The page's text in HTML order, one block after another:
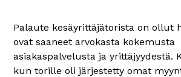
Palaute kesäyrittäjätorista on ollut
ovat saaneet arvokasta kokemusta
asiakaspalvelusta ja yrittäjyydestä.
kun torille oli järjestetty omat